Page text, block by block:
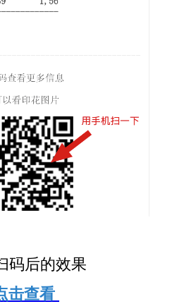
码后的效果
击查看